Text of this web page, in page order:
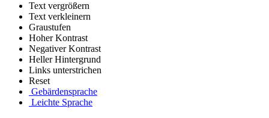
Text vergrößern
Text verkleinern
Graustufen
Hoher Kontrast
Negativer Kontrast
Heller Hintergrund
Links unterstrichen
Reset
Gebärdensprache
Leichte Sprache